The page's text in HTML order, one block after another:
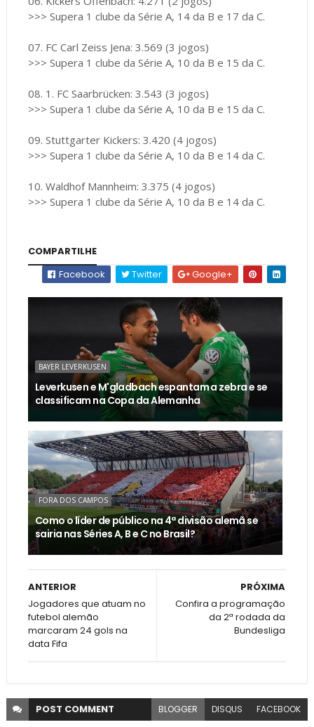
>>> Supera 1 clube da Série A, 14 da B e 17 da C.
07. FC Carl Zeiss Jena: 3.569 (3 jogos)
>>> Supera 1 clube da Série A, 10 da B e 15 da C.
08. 1. FC Saarbrücken: 3.543 (3 jogos)
>>> Supera 1 clube da Série A, 10 da B e 15 da C.
09. Stuttgarter Kickers: 3.420 (4 jogos)
>>> Supera 1 clube da Série A, 10 da B e 14 da C.
10. Waldhof Mannheim: 3.375 (4 jogos)
>>> Supera 1 clube da Série A, 10 da B e 14 da C.
COMPARTILHE
Facebook
Twitter Google+
BAYER LEVERKUSEN
Leverkusen e M'gladbach espantam a zebra e se
classificam na Copa da Alemanha
FORA DOS CAMPOS
Como o líder de público na 4ª divisão alemã se
sairia nas Séries A, B e C no Brasil?
PRÓXIMA
Confira a programação
da 2ª rodada da
Bundesliga
ANTERIOR
Jogadores que atuam no
futebol alemão
marcaram 24 gols na
data Fifa
POST COMMENT BLOGGER DISQUS FACEBOOK